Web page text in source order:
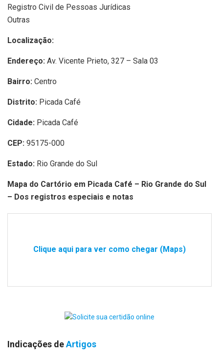
Registro Civil de Pessoas Jurídicas
Outras
Localização:
Endereço: Av. Vicente Prieto, 327 – Sala 03
Bairro: Centro
Distrito: Picada Café
Cidade: Picada Café
CEP: 95175-000
Estado: Rio Grande do Sul
Mapa do Cartório em Picada Café – Rio Grande do Sul
– Dos registros especiais e notas
Clique aqui para ver como chegar (Maps)
Indicações deArtigos